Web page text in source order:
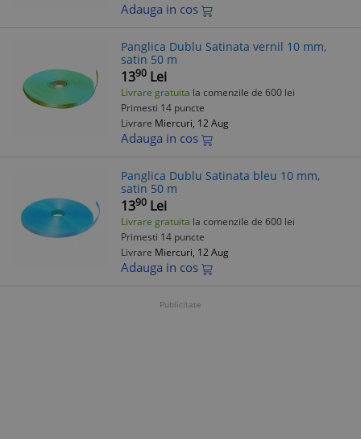
Adauga in cos
Panglica Dublu Satinata vernil 10 mm,
satin 50 m
1390 Lei
Livrare gratuita la comenzile de 600 lei
Primesti 14 puncte
Livrare Miercuri, 12 Aug
Adauga in cos
Panglica Dublu Satinata bleu 10 mm,
satin 50 m
1390 Lei
Livrare gratuita la comenzile de 600 lei
Primesti 14 puncte
Livrare Miercuri, 12 Aug
Adauga in cos
Publicitate